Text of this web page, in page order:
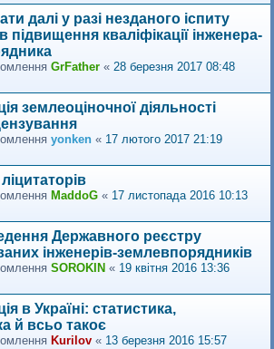
далі у разі незданого іспиту
підвищення кваліфікації інженера-
GrFather « 28 березня 2017 08:48
землеоціночної діяльності
yonken « 17 лютого 2017 21:19
MaddoG « 17 листопада 2016 10:13
Державного реєстру
інженерів-землевпорядників
SOROKIN « 19 квітня 2016 13:36
в Україні: статистика,
й всьо такоє
Kurilov « 13 березня 2016 15:57